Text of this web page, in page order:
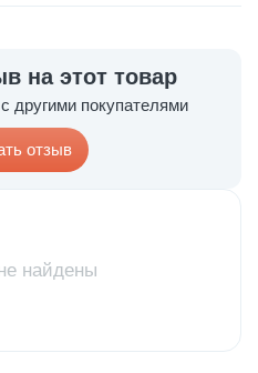
на этот товар
другими покупателями
отзыв
найдены